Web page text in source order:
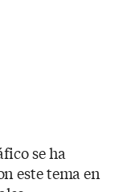
se ha
este tema en